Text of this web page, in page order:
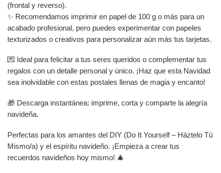
(frontal y reverso).
✨ Recomendamos imprimir en papel de 100 g o más para un
acabado profesional, pero puedes experimentar con papeles
texturizados o creativos para personalizar aún más tus tarjetas.
💌 Ideal para felicitar a tus seres queridos o complementar tus
regalos con un detalle personal y único. ¡Haz que esta Navidad
sea inolvidable con estas postales llenas de magia y encanto!
🎁 Descarga instantánea: imprime, corta y comparte la alegría
navideña.
Perfectas para los amantes del DIY (Do It Yourself – Háztelo Tú
Mismo/a) y el espíritu navideño. ¡Empieza a crear tus
recuerdos navideños hoy mismo! 🎄